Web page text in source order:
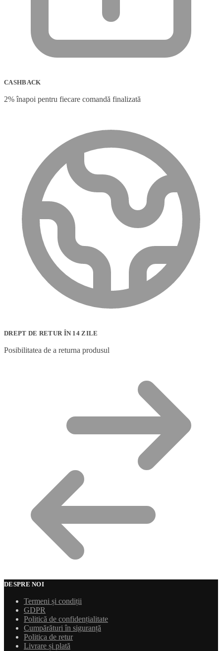
CASHBACK
2% înapoi pentru fiecare comandă finalizată
DREPT DE RETUR ÎN 14 ZILE
Posibilitatea de a returna produsul
DESPRE NOI
Termeni și condiții
GDPR
Politică de confidențialitate
Cumpărături în siguranță
Politica de retur
Livrare și plată